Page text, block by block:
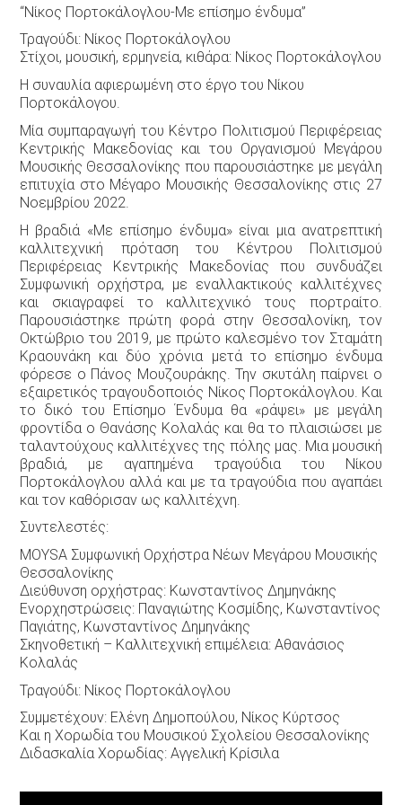
“Νίκος Πορτοκάλογλου-Με επίσημο ένδυμα”
Τραγούδι: Νίκος Πορτοκάλογλου
Στίχοι, μουσική, ερμηνεία, κιθάρα: Νίκος Πορτοκάλογλου
Η συναυλία αφιερωμένη στο έργο του Νίκου
Πορτοκάλογου.
Μία συμπαραγωγή του Κέντρο Πολιτισμού Περιφέρειας
Κεντρικής Μακεδονίας και του Οργανισμού Μεγάρου
Μουσικής Θεσσαλονίκης που παρουσιάστηκε με μεγάλη
επιτυχία στο Μέγαρο Μουσικής Θεσσαλονίκης στις 27
Νοεμβρίου 2022.
Η βραδιά «Με επίσημο ένδυμα» είναι μια ανατρεπτική
καλλιτεχνική πρόταση του Κέντρου Πολιτισμού
Περιφέρειας Κεντρικής Μακεδονίας που συνδυάζει
Συμφωνική ορχήστρα, με εναλλακτικούς καλλιτέχνες
και σκιαγραφεί το καλλιτεχνικό τους πορτραίτο.
Παρουσιάστηκε πρώτη φορά στην Θεσσαλονίκη, τον
Οκτώβριο του 2019, με πρώτο καλεσμένο τον Σταμάτη
Κραουνάκη και δύο χρόνια μετά το επίσημο ένδυμα
φόρεσε ο Πάνος Μουζουράκης. Την σκυτάλη παίρνει ο
εξαιρετικός τραγουδοποιός Νίκος Πορτοκάλογλου. Και
το δικό του Επίσημο Ένδυμα θα «ράψει» με μεγάλη
φροντίδα ο Θανάσης Κολαλάς και θα το πλαισιώσει με
ταλαντούχους καλλιτέχνες της πόλης μας. Μια μουσική
βραδιά, με αγαπημένα τραγούδια του Νίκου
Πορτοκάλογλου αλλά και με τα τραγούδια που αγαπάει
και τον καθόρισαν ως καλλιτέχνη.
Συντελεστές:
ΜOYSA Συμφωνική Ορχήστρα Νέων Μεγάρου Μουσικής
Θεσσαλονίκης
Διεύθυνση ορχήστρας: Κωνσταντίνος Δημηνάκης
Ενορχηστρώσεις: Παναγιώτης Κοσμίδης, Κωνσταντίνος
Παγιάτης, Κωνσταντίνος Δημηνάκης
Σκηνοθετική – Καλλιτεχνική επιμέλεια: Αθανάσιος
Κολαλάς
Τραγούδι: Νίκος Πορτοκάλογλου
Συμμετέχουν: Ελένη Δημοπούλου, Νίκος Κύρτσος
Και η Χορωδία του Μουσικού Σχολείου Θεσσαλονίκης
Διδασκαλία Χορωδίας: Αγγελική Κρίσιλα